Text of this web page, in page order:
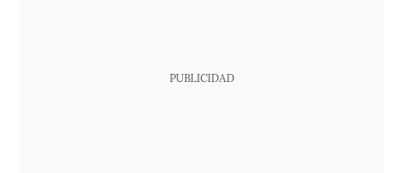
PUBLICIDAD